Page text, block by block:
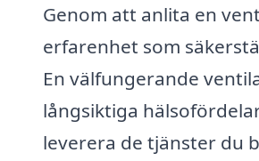
Genom att anlita en
erfarenhet som
En välfungerande
långsiktiga
leverera de tjänster du